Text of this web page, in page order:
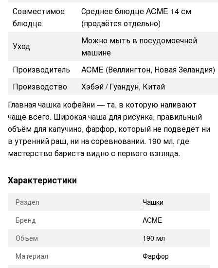
Совместимое
блюдце
Среднее блюдце ACME 14 см
(продаётся отдельно)
Уход
Можно мыть в посудомоечной
машине
Производитель
ACME (Веллингтон, Новая Зеландия)
Производство
Хэбэй / Гуандун, Китай
Главная чашка кофейни — та, в которую наливают
чаще всего. Широкая чаша для рисунка, правильный
объём для капучино, фарфор, который не подведёт ни
в утренний раш, ни на соревновании. 190 мл, где
мастерство бариста видно с первого взгляда.
Характеристики
Раздел
Чашки
Бренд
ACME
Объем
190 мл
Материал
Фарфор